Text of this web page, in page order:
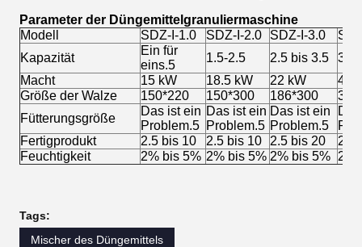
Parameter der Düngemittelgranuliermaschine
Modell
SDZ-I-1.0 SDZ-I-2.0 SDZ-I-3.0
Kapazität
Ein für
eins.5
1.5-2.5 2.5 bis 3.5
3.5
Macht
15 kW 18.5 kW 22 kW
45
Größe der Walze
150*220 150*300 186*300
Fütterungsgröße
Das ist ein
Problem.5
Das ist ein
Problem.5
Das ist ein
Problem.5
Fertigprodukt
2.5 bis 10 2.5 bis 10 2.5 bis 20
2.5
Feuchtigkeit
2% bis 5% 2% bis 5% 2% bis 5% 2%
Tags:
Mischer des Düngemittels